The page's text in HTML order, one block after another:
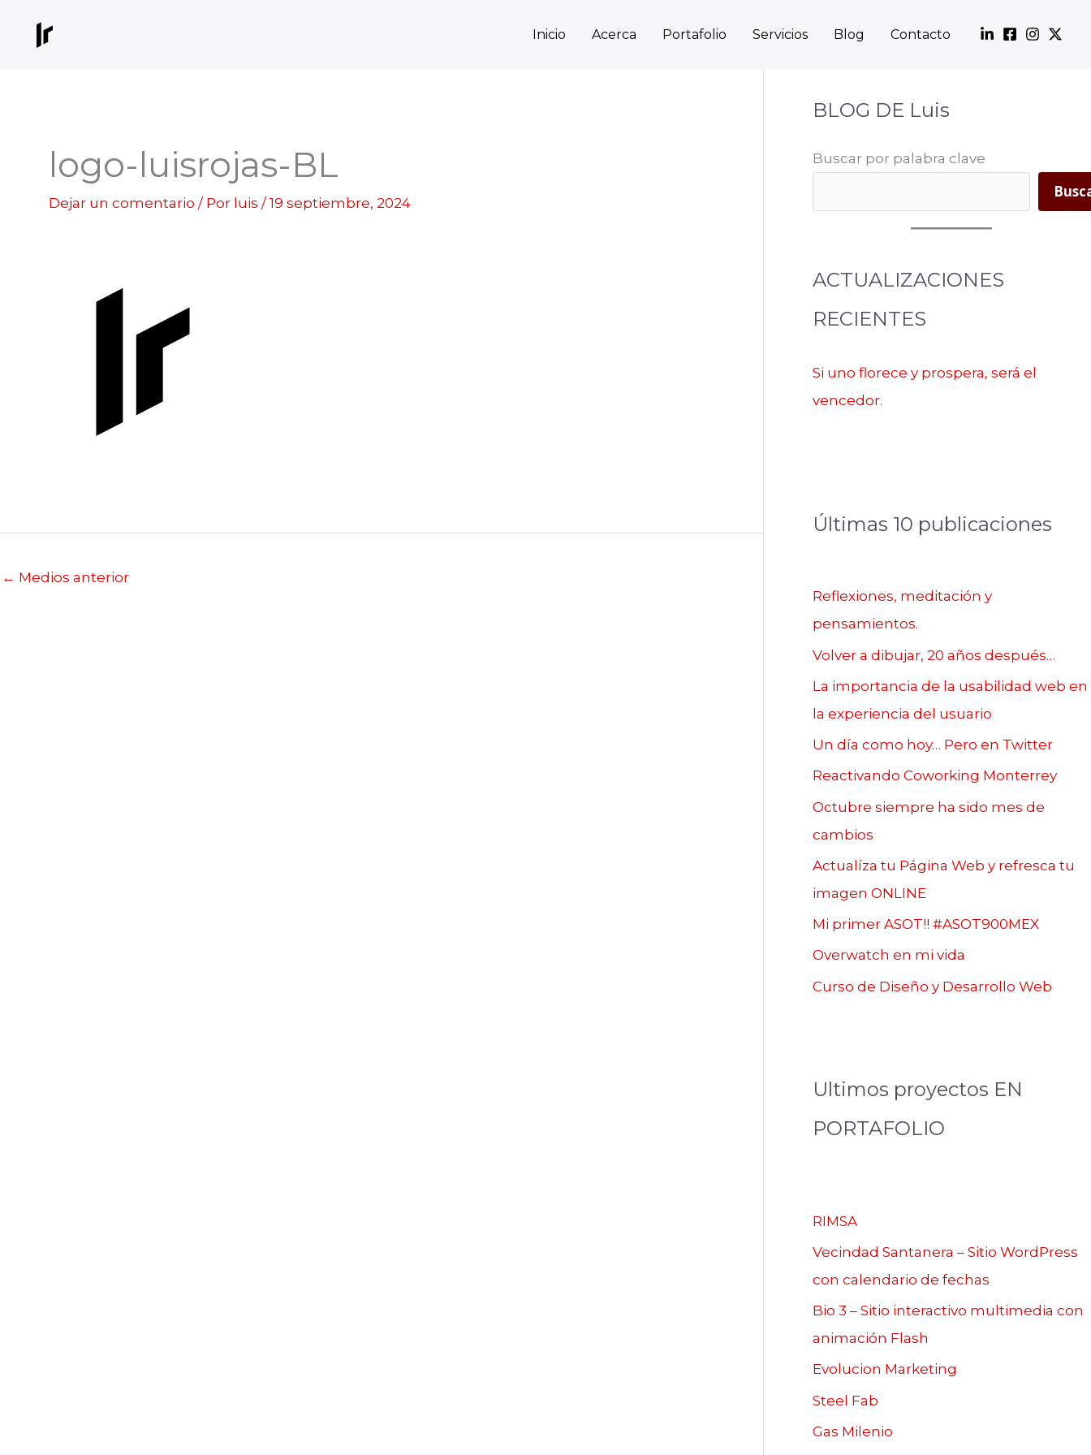
Inicio Acerca Portafolio Servicios Blog Contacto
logo-luisrojas-BL
Dejar un comentario / Por luis /19 septiembre, 2024
← Medios anterior
BLOG DE Luis
Buscar por palabra clave
ACTUALIZACIONES
RECIENTES
Si uno florece y prospera, será el
vencedor.
Últimas 10 publicaciones
Reflexiones, meditación y
pensamientos.
Volver a dibujar, 20 años después…
La importancia de la usabilidad web en
la experiencia del usuario
Un día como hoy… Pero en Twitter
Reactivando Coworking Monterrey
Octubre siempre ha sido mes de
cambios
Actualíza tu Página Web y refresca tu
imagen ONLINE
Mi primer ASOT!! #ASOT900MEX
Overwatch en mi vida
Curso de Diseño y Desarrollo Web
Ultimos proyectos EN
PORTAFOLIO
RIMSA
Vecindad Santanera – Sitio WordPress
con calendario de fechas
Bio 3 – Sitio interactivo multimedia con
animación Flash
Evolucion Marketing
Steel Fab
Gas Milenio